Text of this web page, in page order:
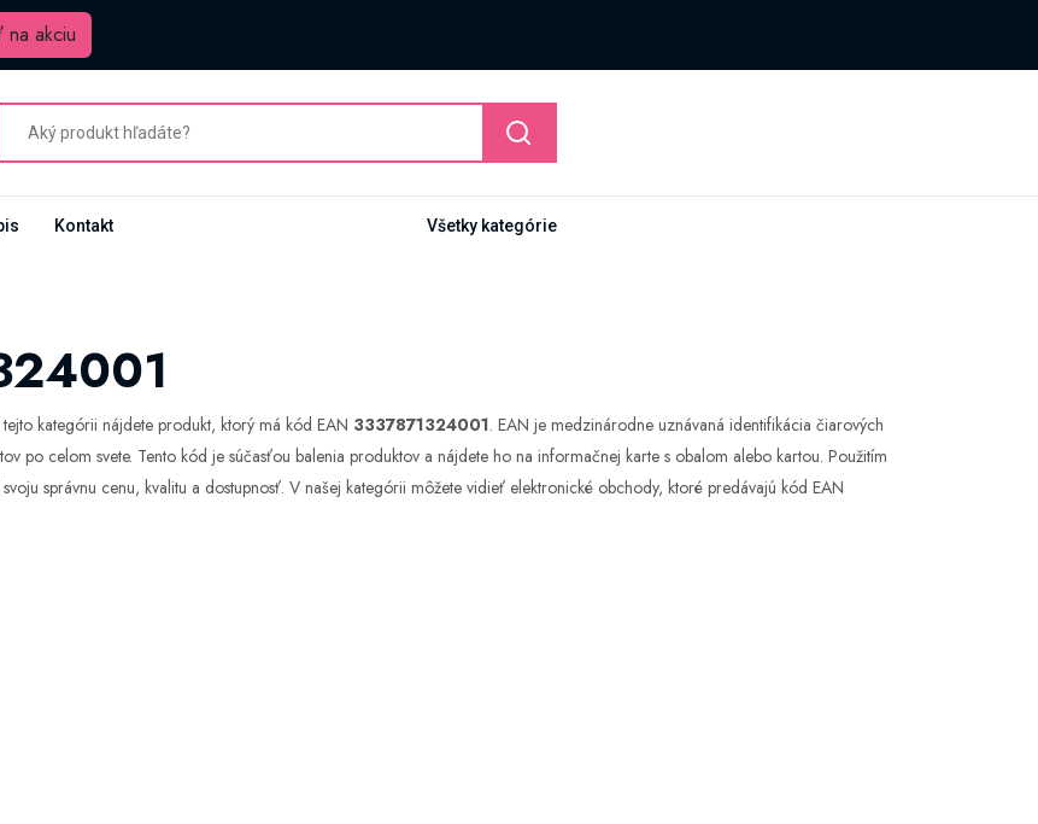
na akciu
Kontakt Všetky kategórie
kategórii nájdete produkt, ktorý má kód EAN 3337871324001. EAN je medzinárodne uznávaná identifikácia čiarových
po celom svete. Tento kód je súčasťou balenia produktov a nájdete ho na informačnej karte s obalom alebo kartou. Použitím
správnu cenu, kvalitu a dostupnosť. V našej kategórii môžete vidieť elektronické obchody, ktoré predávajú kód EAN